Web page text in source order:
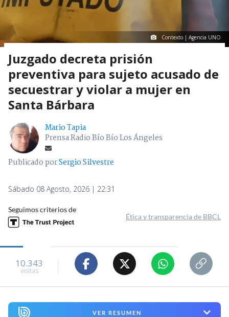
Contexto | Agencia UNO
Juzgado decreta prisión
preventiva para sujeto acusado de
secuestrar y violar a mujer en
Santa Bárbara
Mario Tapia
Prensa Radio Bío Bío Los Ángeles
Publicado porSergio Silvestre
Sábado 08 Agosto, 2026 | 22:31
Seguimos criterios de
Ética y transparencia de BBCL
10.343
visitas
VER RESUMEN